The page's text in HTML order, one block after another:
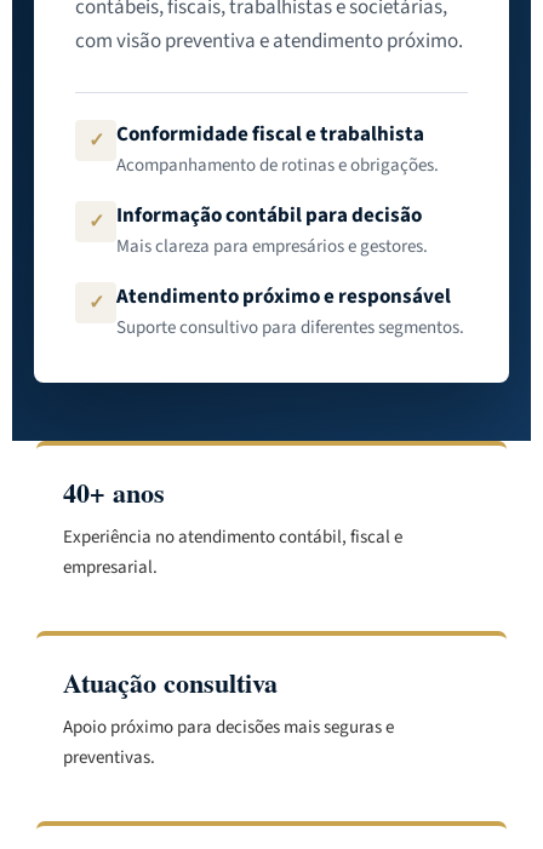
contábeis, fiscais, trabalhistas e societárias,
com visão preventiva e atendimento próximo.
✓ Conformidade fiscal e trabalhista
Acompanhamento de rotinas e obrigações.
✓ Informação contábil para decisão
Mais clareza para empresários e gestores.
✓ Atendimento próximo e responsável
Suporte consultivo para diferentes segmentos.
40+ anos
Experiência no atendimento contábil, fiscal e
empresarial.
Atuação consultiva
Apoio próximo para decisões mais seguras e
preventivas.